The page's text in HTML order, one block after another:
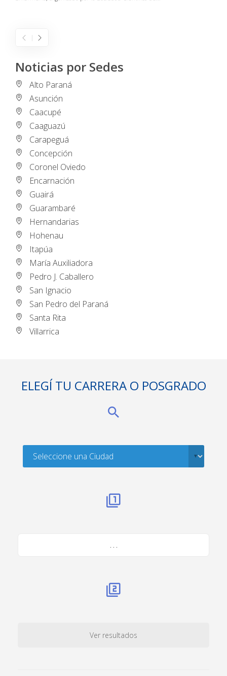
Noticias por Sedes
Alto Paraná
Asunción
Caacupé
Caaguazú
Carapeguá
Concepción
Coronel Oviedo
Encarnación
Guairá
Guarambaré
Hernandarias
Hohenau
Itapúa
María Auxiliadora
Pedro J. Caballero
San Ignacio
San Pedro del Paraná
Santa Rita
Villarrica
ELEGÍ TU CARRERA O POSGRADO
. . .
Ver resultados